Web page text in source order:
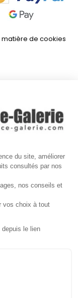
du site, améliorer
consultés par nos
nos conseils et
vos choix à tout
le lien
de cookies
accompagner
de8h30 à
Prénom*